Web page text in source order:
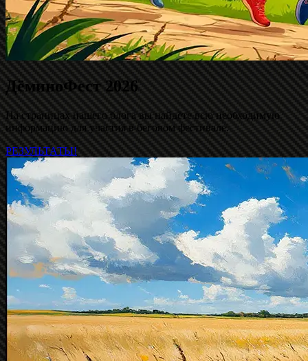
ДёминоФест 2026
На страницах нашего блога вы найдёте всю необходимую
информацию для участия в беговом фестивале.
РЕЗУЛЬТАТЫ!